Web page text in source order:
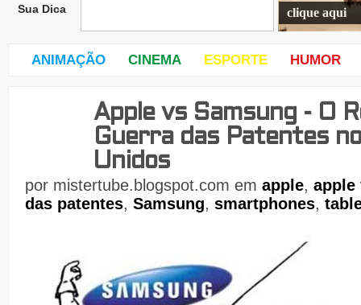
Sua Dica
clique aqui
ANIMAÇÃO CINEMA ESPORTE HUMOR
Apple vs Samsung - O
Guerra das Patentes
Unidos
por mistertube.blogspot.com em apple, apple
das patentes, Samsung, smartphones,